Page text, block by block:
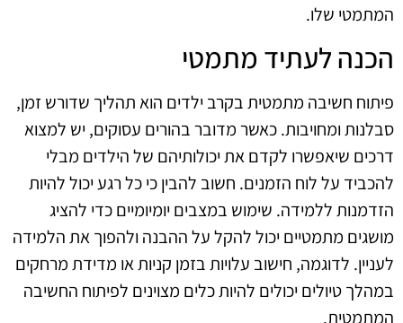
המתמטי שלו.
הכנה לעתיד מתמטי
פיתוח חשיבה מתמטית בקרב ילדים הוא תהליך שדורש זמן,
סבלנות ומחויבות. כאשר מדובר בהורים עסוקים, יש למצוא
דרכים שיאפשרו לקדם את יכולותיהם של הילדים מבלי
להכביד על לוח הזמנים. חשוב להבין כי כל רגע יכול להיות
הזדמנות ללמידה. שימוש במצבים יומיומיים כדי להציג
מושגים מתמטיים יכול להקל על ההבנה ולהפוך את הלמידה
לעניין. לדוגמה, חישוב עלויות בזמן קניות או מדידת מרחקים
במהלך טיולים יכולים להיות כלים מצוינים לפיתוח החשיבה
המתמטית.